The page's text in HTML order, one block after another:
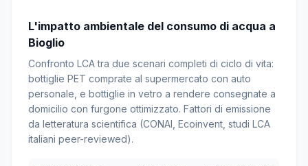
L'impatto ambientale del consumo di acqua a
Bioglio
Confronto LCA tra due scenari completi di ciclo di vita:
bottiglie PET comprate al supermercato con auto
personale, e bottiglie in vetro a rendere consegnate a
domicilio con furgone ottimizzato. Fattori di emissione
da letteratura scientifica (CONAI, Ecoinvent, studi LCA
italiani peer-reviewed).